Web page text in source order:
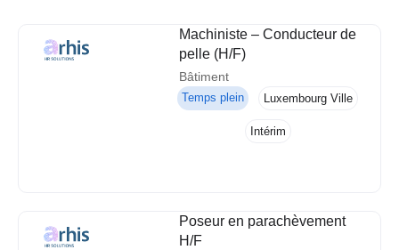
Machiniste – Conducteur de
pelle (H/F)
Bâtiment
Temps plein Luxembourg Ville
Intérim
Poseur en parachèvement
H/F